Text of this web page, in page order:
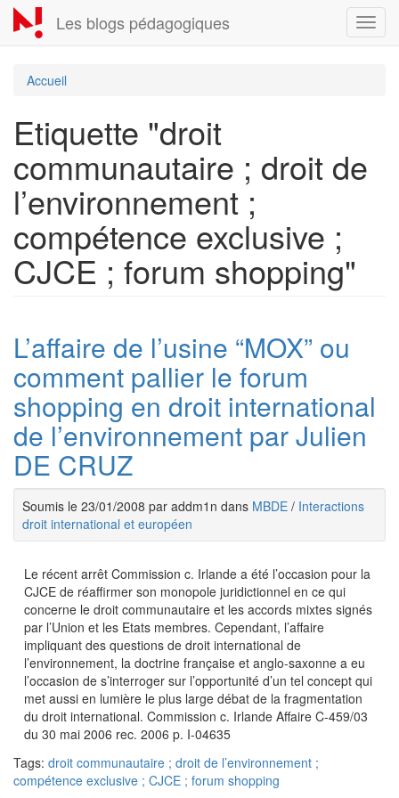
Aller
au
contenu
Les blogs pédagogiques
Accueil
Etiquette "droit
communautaire ; droit de
l’environnement ;
compétence exclusive ;
CJCE ; forum shopping"
L’affaire de l’usine “MOX” ou
comment pallier le forum
shopping en droit international
de l’environnement par Julien
DE CRUZ
Soumis le 23/01/2008 par addm1n dans MBDE / Interactions
droit international et européen
Le récent arrêt Commission c. Irlande a été l’occasion pour la
CJCE de réaffirmer son monopole juridictionnel en ce qui
concerne le droit communautaire et les accords mixtes signés
par l’Union et les Etats membres. Cependant, l’affaire
impliquant des questions de droit international de
l’environnement, la doctrine française et anglo-saxonne a eu
l’occasion de s’interroger sur l’opportunité d’un tel concept qui
met aussi en lumière le plus large débat de la fragmentation
du droit international. Commission c. Irlande Affaire C-459/03
du 30 mai 2006 rec. 2006 p. I-04635
Tags: droit communautaire ; droit de l’environnement ;
compétence exclusive ; CJCE ; forum shopping